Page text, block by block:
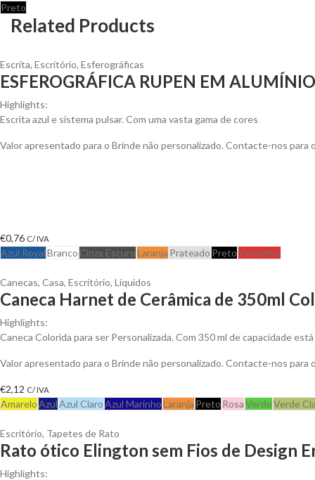
Preto
Related Products
Escrita, Escritório, Esferográficas
ESFEROGRÁFICA RUPEN EM
Highlights:
Escrita azul e sistema pulsar. Com uma vasta gama de cores
Valor apresentado para o Brinde não personalizado. Contacte-nos
€0,76 C/ IVA
Azul RoyalBranco Cinza EscuroLaranja Prateado PretoVermelho
Canecas, Casa, Escritório, Líquidos
Caneca Harnet de Cerâmica de 350ml
Highlights:
Caneca Colorida para ser Personalizada. Com 350 ml de capacidade
Valor apresentado para o Brinde não personalizado. Contacte-nos
€2,12 C/ IVA
AmareloAzulAzul ClaroAzul MarinhoLaranja Preto RosaVerdeVerde
Escritório, Tapetes de Rato
Rato ótico Elington sem Fios de Design
Highlights: